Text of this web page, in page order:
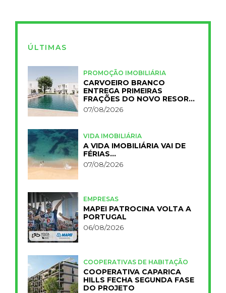
ÚLTIMAS
PROMOÇÃO IMOBILIÁRIA
CARVOEIRO BRANCO
ENTREGA PRIMEIRAS
FRAÇÕES DO NOVO RESORT
PRIMELIFE
07/08/2026
VIDA IMOBILIÁRIA
A VIDA IMOBILIÁRIA VAI DE
FÉRIAS…
07/08/2026
EMPRESAS
MAPEI PATROCINA VOLTA A
PORTUGAL
06/08/2026
COOPERATIVAS DE HABITAÇÃO
COOPERATIVA CAPARICA
HILLS FECHA SEGUNDA FASE
DO PROJETO